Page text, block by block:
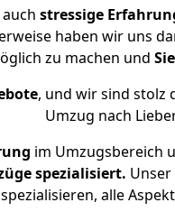
stressige
haben wir uns
zu machen und
, und wir sind stolz
Umzug nach
im Umzugsbereich
spezialisiert.
spezialisieren, alle